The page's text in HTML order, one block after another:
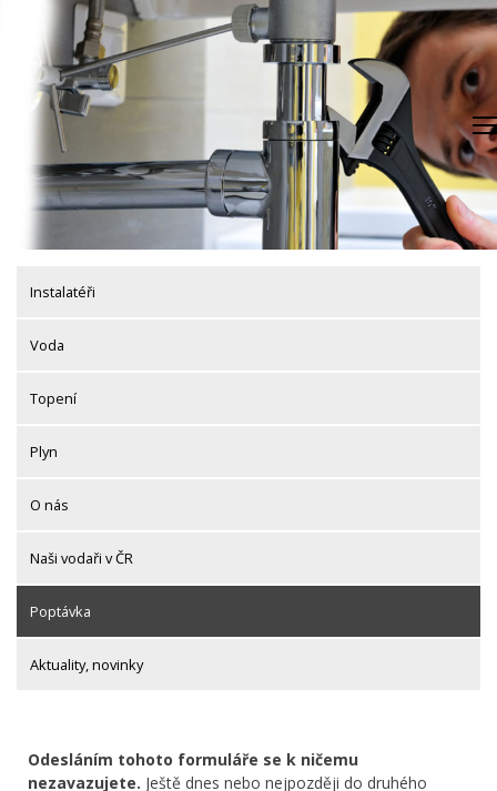
content
Instalatéři
Voda
Topení
Plyn
O nás
Naši vodaři v ČR
Poptávka
Aktuality, novinky
Odesláním tohoto formuláře se k ničemu
nezavazujete. Ještě dnes nebo nejpozději do druhého